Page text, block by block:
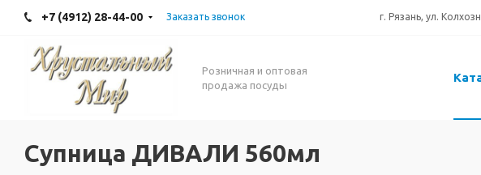
+7 (4912) 28-44-00 Заказать звонок г. Рязань, ул.
Розничная и оптовая
продажа посуды
Супница ДИВАЛИ 560мл